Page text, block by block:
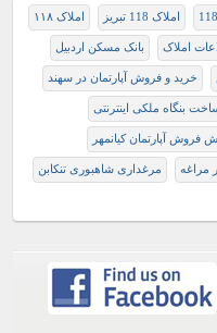
املاک 118 تبریز املاک ۱۱۸
املاک بانک مسکن اردبیل
خرید و فروش آپارتمان در سهند
بنگاه ملکی اینترنتی
فروش آپارتمان کیانمهر
مراغه مرغداری شاهبوری تنکابن